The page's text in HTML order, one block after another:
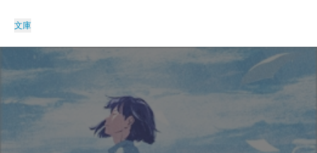
文庫